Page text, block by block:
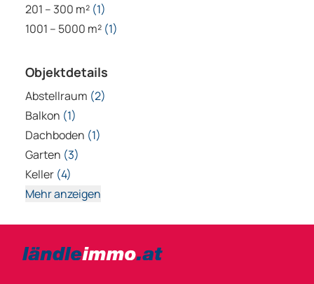
201 – 300 m² (1)
1001 – 5000 m² (1)
Objektdetails
Abstellraum (2)
Balkon (1)
Dachboden (1)
Garten (3)
Keller (4)
Mehr anzeigen